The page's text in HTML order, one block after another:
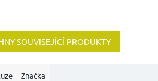
SOUVISEJÍCÍ PRODUKTY
Značka